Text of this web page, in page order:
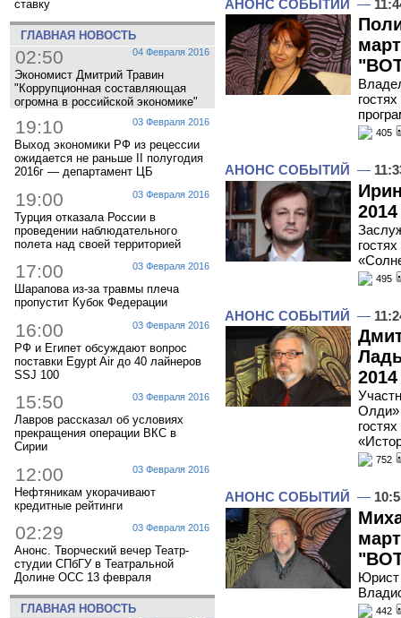
ставку
ГЛАВНАЯ НОВОСТЬ
04 Февраля 2016
02:50
Экономист Дмитрий Травин
"Коррупционная составляющая
огромна в российской экономике"
03 Февраля 2016
19:10
Выход экономики РФ из рецессии
ожидается не раньше II полугодия
2016г — департамент ЦБ
03 Февраля 2016
19:00
Турция отказала России в
проведении наблюдательного
полета над своей территорией
03 Февраля 2016
17:00
Шарапова из-за травмы плеча
пропустит Кубок Федерации
03 Февраля 2016
16:00
РФ и Египет обсуждают вопрос
поставки Egypt Air до 40 лайнеров
SSJ 100
03 Февраля 2016
15:50
Лавров рассказал об условиях
прекращения операции ВКС в
Сирии
03 Февраля 2016
12:00
Нефтяникам укорачивают
кредитные рейтинги
03 Февраля 2016
02:29
Анонс. Творческий вечер Театр-
студии СПбГУ в Театральной
Долине ОСС 13 февраля
ГЛАВНАЯ НОВОСТЬ
АНОНС СОБЫТИЙ —
405
АНОНС СОБЫТИЙ —
495
АНОНС СОБЫТИЙ —
Олди»
752
АНОНС СОБЫТИЙ —
Юрист
442